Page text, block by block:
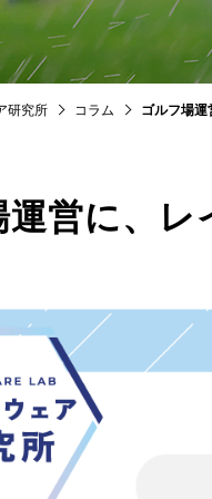
研究所 コラム ゴルフ場運
運営に、レ